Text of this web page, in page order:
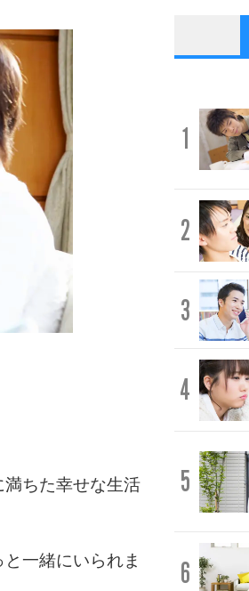
ちた幸せな生活
一緒にいられま
1
2
3
4
5
6